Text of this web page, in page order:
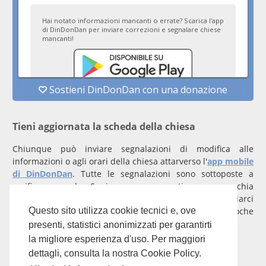
Questo sito utilizza cookie tecnici e, ove
presenti, statistici anonimizzati per garantirti
la migliore esperienza d'uso. Per maggiori
dettagli, consulta la nostra Cookie Policy.
Tieni aggiornata la scheda della chiesa
Chiunque può inviare segnalazioni di modifica alle
informazioni o agli orari della chiesa attarverso l'app mobile
di DinDonDan. Tutte le segnalazioni sono sottoposte a
verifica manuale. Se invece rappresenti una parrocchia
con un account verificato per inviarci
comunicazioni prioritarie che saranno gestite entro poche
Per qualunque domanda scrivi ainfo@dindondan.app